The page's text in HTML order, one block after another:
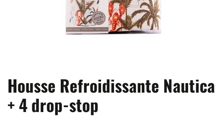
Housse Refroidissante Nautica
+ 4 drop-stop